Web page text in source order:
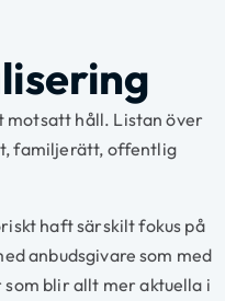
motsatt håll. Listan över
familjerätt, offentlig
haft särskilt fokus på
anbudsgivare som med
blir allt mer aktuella i